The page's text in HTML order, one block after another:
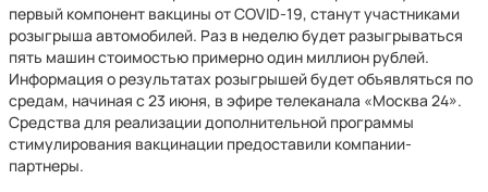
первый компонент вакцины от COVID-19, станут участниками
розыгрыша автомобилей. Раз в неделю будет разыгрываться
пять машин стоимостью примерно один миллион рублей.
Информация о результатах розыгрышей будет объявляться по
средам, начиная с 23 июня, в эфире телеканала «Москва 24».
Средства для реализации дополнительной программы
стимулирования вакцинации предоставили компании-
партнеры.